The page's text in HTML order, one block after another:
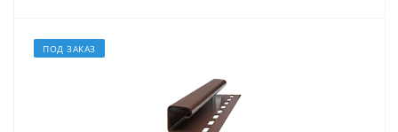
ПОД ЗАКАЗ